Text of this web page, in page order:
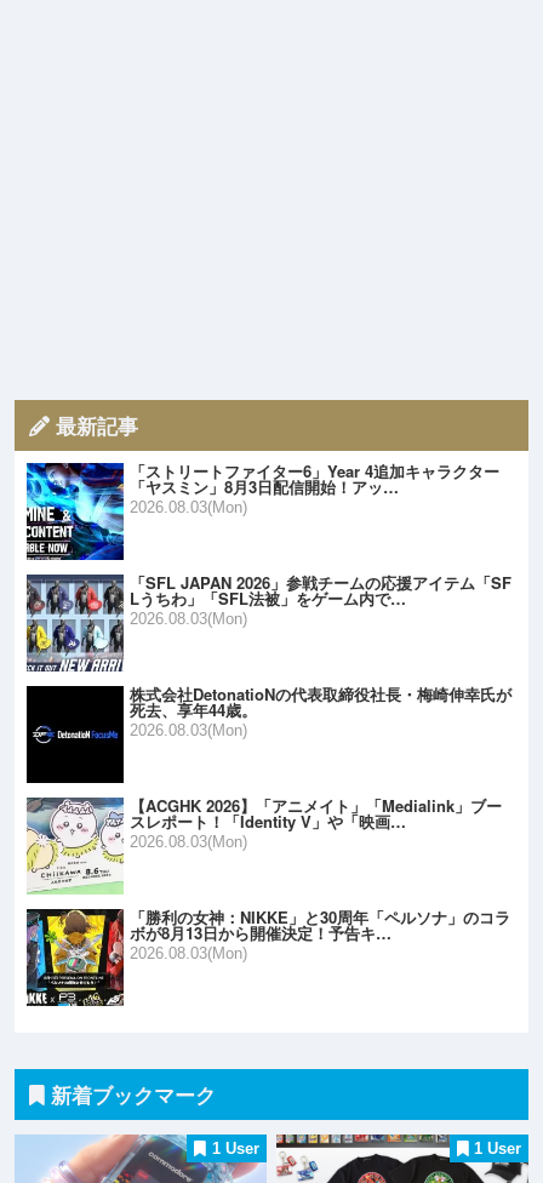
最新記事
「ストリートファイター6」Year 4追加キャラクター
「ヤスミン」8月3日配信開始！アッ…
2026.08.03(Mon)
「SFL JAPAN 2026」参戦チームの応援アイテム「SF
Lうちわ」「SFL法被」をゲーム内で…
2026.08.03(Mon)
株式会社DetonatioNの代表取締役社長・梅崎伸幸氏が
死去、享年44歳。
2026.08.03(Mon)
【ACGHK 2026】「アニメイト」「Medialink」ブー
スレポート！「Identity V」や「映画…
2026.08.03(Mon)
「勝利の女神：NIKKE」と30周年「ペルソナ」のコラ
ボが8月13日から開催決定！予告キ…
2026.08.03(Mon)
新着ブックマーク
1 User 1 User